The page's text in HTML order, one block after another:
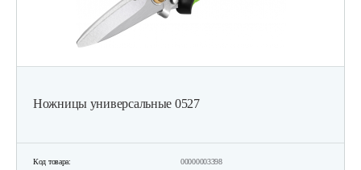
Ножницы универсальные 0527
Код товара: 00000003398